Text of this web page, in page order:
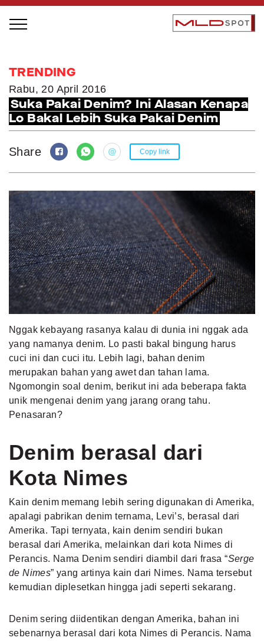
LOCAL GREATNESS
INSPIRING PEOPLE
INSPIRING PRODUCTS
INSPIRING PLACES
INSPIRING COMMUNITIES
TRENDING
EVENTS
MLDPODCAST
VIDEOS
MLDPOINTS
TRENDING
Rabu, 20 April 2016
Suka Pakai Denim? Ini Alasan Kenapa
Lo Bakal Lebih Suka Pakai Denim
Share Copy link
Nggak kebayang rasanya kalau di dunia ini nggak ada
yang namanya denim. Lo pasti bakal bingung harus
cuci ini dan cuci itu. Lebih lagi, bahan denim
merupakan bahan yang awet dan tahan lama.
Ngomongin soal denim, berikut ini ada beberapa fakta
unik mengenai denim yang jarang orang tahu.
Penasaran?
Denim berasal dari
Kota Nimes
Kain denim memang lebih sering digunakan di Amerika,
apalagi pabrikan denim ternama, Levi’s, berasal dari
Amerika. Tapi ternyata, kain denim sendiri bukan
berasal dari Amerika, melainkan dari kota Nimes di
Perancis. Nama Denim sendiri diambil dari frasa “Serge
de Nimes” yang artinya kain dari Nimes. Nama tersebut
kemudian diplesetkan hingga jadi seperti sekarang.
Denim sering diidentikan dengan Amerika, bahan ini
sebenarnya berasal dari kota Nimes di Perancis. Nama